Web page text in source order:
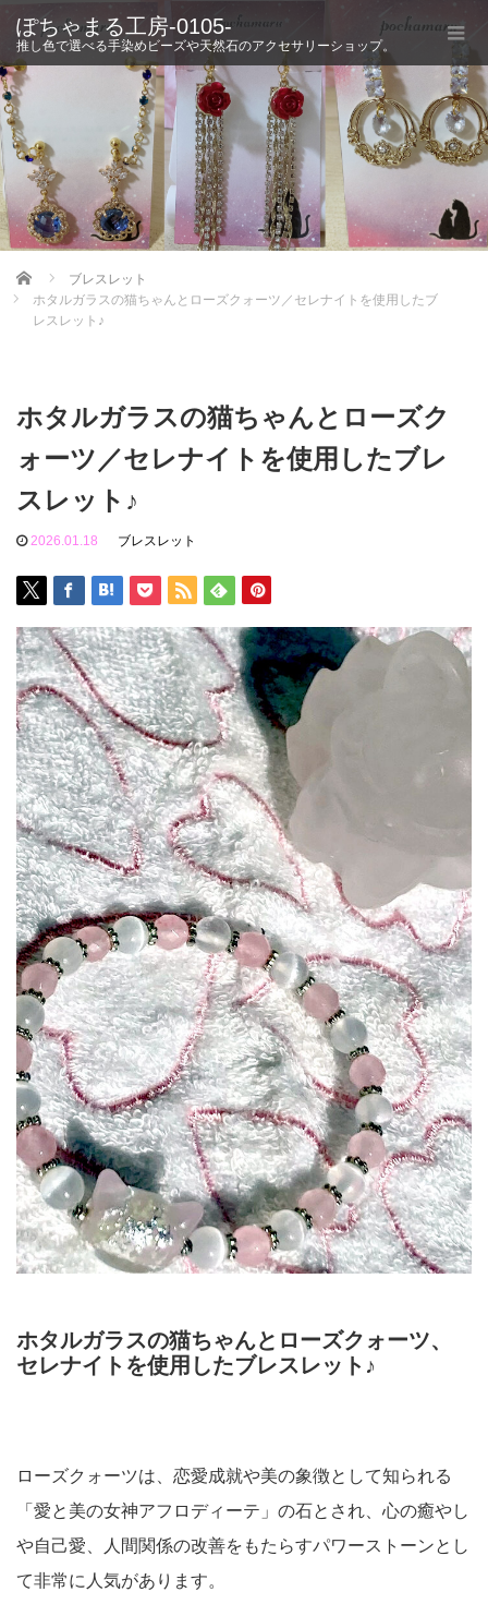
ぽちゃまる工房-0105-
推し色で選べる手染めビーズや天然石のアクセサリーショップ。
Home
ブレスレット
ホタルガラスの猫ちゃんとローズクォーツ／セレナイトを使用したブ
レスレット♪
ホタルガラスの猫ちゃんとローズク
ォーツ／セレナイトを使用したブレ
スレット♪
2026.01.18 ブレスレット
ホタルガラスの猫ちゃんとローズクォーツ、
セレナイトを使用したブレスレット♪
ローズクォーツは、恋愛成就や美の象徴として知られる
「愛と美の女神アフロディーテ」の石とされ、心の癒やし
や自己愛、人間関係の改善をもたらすパワーストーンとし
て非常に人気があります。